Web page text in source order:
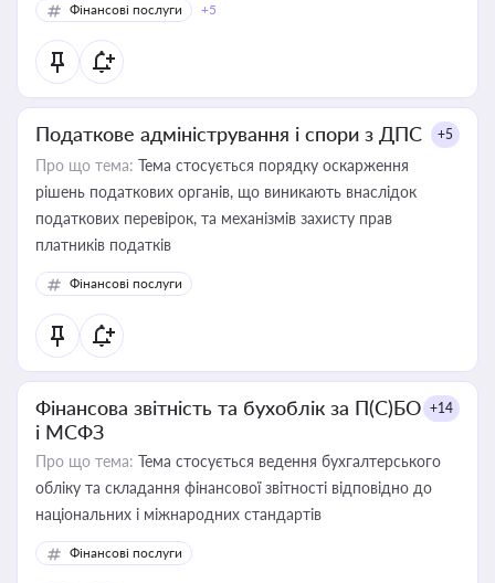
Фінансові послуги
+5
Податкове адміністрування і спори з ДПС +5
Про що тема: Тема стосується порядку оскарження
рішень податкових органів, що виникають внаслідок
податкових перевірок, та механізмів захисту прав
платників податків
Фінансові послуги
Фінансова звітність та бухоблік за П(С)БО
і МСФЗ
+14
Про що тема: Тема стосується ведення бухгалтерського
обліку та складання фінансової звітності відповідно до
національних і міжнародних стандартів
Фінансові послуги